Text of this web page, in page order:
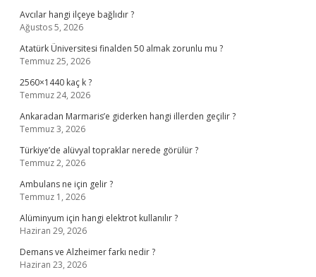
Avcılar hangi ilçeye bağlıdır ?
Ağustos 5, 2026
Atatürk Üniversitesi finalden 50 almak zorunlu mu ?
Temmuz 25, 2026
2560×1440 kaç k ?
Temmuz 24, 2026
Ankaradan Marmaris’e giderken hangi illerden geçilir ?
Temmuz 3, 2026
Türkiye’de alüvyal topraklar nerede görülür ?
Temmuz 2, 2026
Ambulans ne için gelir ?
Temmuz 1, 2026
Alüminyum için hangi elektrot kullanılır ?
Haziran 29, 2026
Demans ve Alzheimer farkı nedir ?
Haziran 23, 2026